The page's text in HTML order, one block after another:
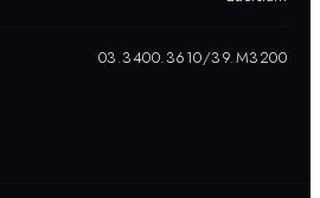
03.3400.3610/39.M3200